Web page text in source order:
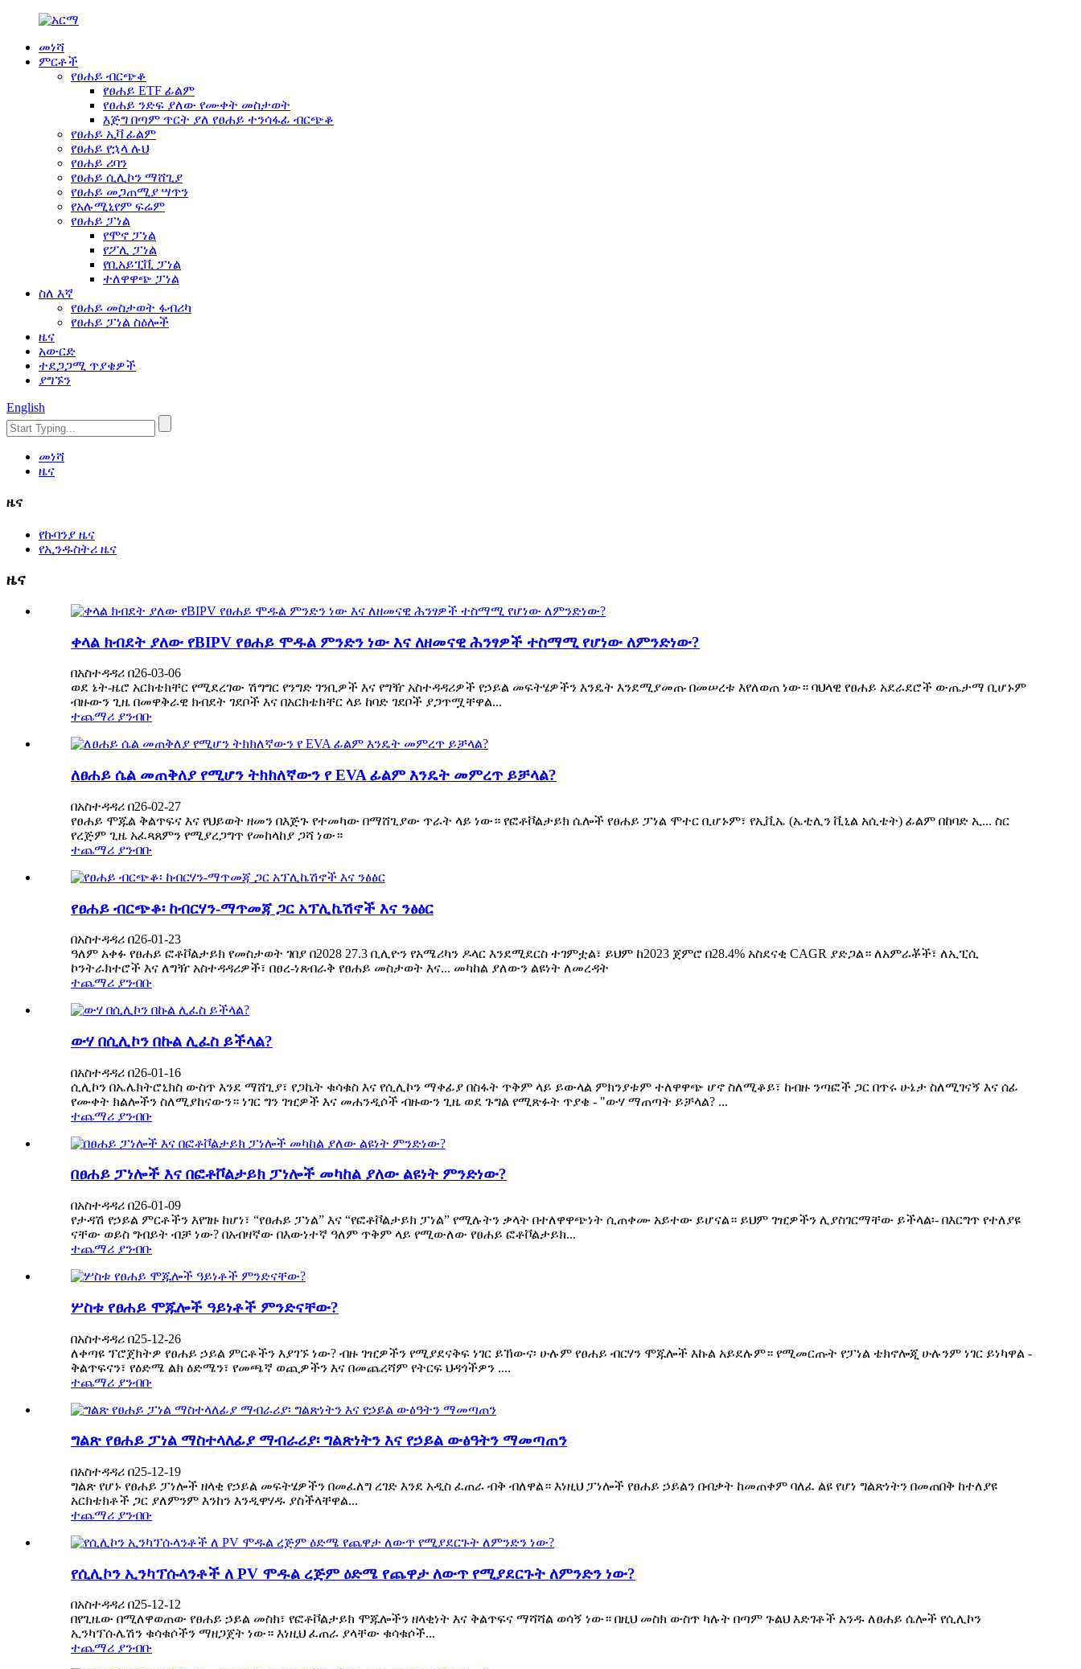
መነሻ
ምርቶች
የፀሐይ ብርጭቆ
የፀሐይ ETF ፊልም
የፀሐይ ንድፍ ያለው የሙቀት መስታወት
እጅግ በጣም ጥርት ያለ የፀሐይ ተንሳፋፊ ብርጭቆ
የፀሐይ ኢቫ ፊልም
የፀሐይ የኋላ ሉህ
የፀሐይ ሪባን
የፀሐይ ሲሊኮን ማሸጊያ
የፀሐይ መጋጠሚያ ሣጥን
የአሉሚኒየም ፍሬም
የፀሐይ ፓነል
የሞኖ ፓነል
የፖሊ ፓነል
የቢአይፒቪ ፓነል
ተለዋዋጭ ፓነል
ስለ እኛ
የፀሐይ መስታወት ፋብሪካ
የፀሐይ ፓነል ስዕሎች
ዜና
አውርድ
ተደጋጋሚ ጥያቄዎች
ያግኙን
English
መነሻ
ዜና
ዜና
የኩባንያ ዜና
የኢንዱስትሪ ዜና
ዜና
ቀላል ክብደት ያለው የBIPV የፀሐይ ሞዱል ምንድን ነው እና ለዘመናዊ ሕንፃዎች ተስማሚ የሆነው ለምንድነው?
በአስተዳዳሪ በ26-03-06
ወደ ኔት-ዜሮ አርክቴክቸር የሚደረገው ሽግግር የንግድ ገንቢዎች እና የግዥ አስተዳዳሪዎች የኃይል መፍትሄዎችን እንዴት እንደሚያመጡ በመሠረቱ እየለወጠ ነው። ባህላዊ የፀሐይ አደራደሮች ውጤታማ ቢሆኑም
ብዙውን ጊዜ በመዋቅራዊ ክብደት ገደቦች እና በአርክቴክቸር ላይ ከባድ ገደቦች ያጋጥሟቸዋል...
ተጨማሪ ያንብቡ
ለፀሐይ ሴል መጠቅለያ የሚሆን ትክክለኛውን የ EVA ፊልም እንዴት መምረጥ ይቻላል?
በአስተዳዳሪ በ26-02-27
የፀሐይ ሞጁል ቅልጥፍና እና የህይወት ዘመን በእጅጉ የተመካው በማሸጊያው ጥራት ላይ ነው። የፎቶቮልታይክ ሴሎች የፀሐይ ፓነል ሞተር ቢሆኑም፣ የኢቪኤ (ኤቲሊን ቪኒል አሲቴት) ፊልም በከባድ ኢ... ስር
የረጅም ጊዜ አፈጻጸምን የሚያረጋግጥ የመከላከያ ጋሻ ነው።
ተጨማሪ ያንብቡ
የፀሐይ ብርጭቆ፡ ከብርሃን-ማጥመጃ ጋር አፕሊኬሽኖች እና ንፅፅር
በአስተዳዳሪ በ26-01-23
ዓለም አቀፉ የፀሐይ ፎቶቮልታይክ የመስታወት ገበያ በ2028 27.3 ቢሊዮን የአሜሪካን ዶላር እንደሚደርስ ተገምቷል፣ ይህም ከ2023 ጀምሮ በ28.4% አስደናቂ CAGR ያድጋል። ለአምራቾች፣ ለኢፒሲ
ኮንትራክተሮች እና ለግዥ አስተዳዳሪዎች፣ በፀረ-ነጸብራቅ የፀሐይ መስታወት እና... መካከል ያለውን ልዩነት ለመረዳት
ተጨማሪ ያንብቡ
ውሃ በሲሊኮን በኩል ሊፈስ ይችላል?
በአስተዳዳሪ በ26-01-16
ሲሊኮን በኤሌክትሮኒክስ ውስጥ እንደ ማሸጊያ፣ የጋኬት ቁሳቁስ እና የሲሊኮን ማቀፊያ በስፋት ጥቅም ላይ ይውላል ምክንያቱም ተለዋዋጭ ሆኖ ስለሚቆይ፣ ከብዙ ንጣፎች ጋር በጥሩ ሁኔታ ስለሚገናኝ እና ሰፊ
የሙቀት ክልሎችን ስለሚያከናውን። ነገር ግን ገዢዎች እና መሐንዲሶች ብዙውን ጊዜ ወደ ጉግል የሚጽፉት ጥያቄ - "ውሃ ማጠጣት ይቻላል? ...
ተጨማሪ ያንብቡ
በፀሐይ ፓነሎች እና በፎቶቮልታይክ ፓነሎች መካከል ያለው ልዩነት ምንድነው?
በአስተዳዳሪ በ26-01-09
የታዳሽ የኃይል ምርቶችን እየገዙ ከሆነ፣ “የፀሐይ ፓነል” እና “የፎቶቮልታይክ ፓነል” የሚሉትን ቃላት በተለዋዋጭነት ሲጠቀሙ አይተው ይሆናል። ይህም ገዢዎችን ሊያስገርማቸው ይችላል፡- በእርግጥ የተለያዩ
ናቸው ወይስ ግብይት ብቻ ነው? በአብዛኛው በእውነተኛ ዓለም ጥቅም ላይ የሚውለው የፀሐይ ፎቶቮልታይክ...
ተጨማሪ ያንብቡ
ሦስቱ የፀሐይ ሞጁሎች ዓይነቶች ምንድናቸው?
በአስተዳዳሪ በ25-12-26
ለቀጣዩ ፕሮጀክትዎ የፀሐይ ኃይል ምርቶችን እያገኙ ነው? ብዙ ገዢዎችን የሚያደናቅፍ ነገር ይኸውና፡ ሁሉም የፀሐይ ብርሃን ሞጁሎች እኩል አይደሉም። የሚመርጡት የፓነል ቴክኖሎጂ ሁሉንም ነገር ይነካዋል -
ቅልጥፍናን፣ የዕድሜ ልክ ዕድሜን፣ የመጫኛ ወጪዎችን እና በመጨረሻም የትርፍ ህዳጎችዎን ....
ተጨማሪ ያንብቡ
ግልጽ የፀሐይ ፓነል ማስተላለፊያ ማብራሪያ፡ ግልጽነትን እና የኃይል ውፅዓትን ማመጣጠን
በአስተዳዳሪ በ25-12-19
ግልጽ የሆኑ የፀሐይ ፓነሎች ዘላቂ የኃይል መፍትሄዎችን በመፈለግ ረገድ እንደ አዲስ ፈጠራ ብቅ ብለዋል። እነዚህ ፓነሎች የፀሐይ ኃይልን በብቃት ከመጠቀም ባለፈ ልዩ የሆነ ግልጽነትን በመጠበቅ ከተለያዩ
አርክቴክቶች ጋር ያለምንም እንከን እንዲዋሃዱ ያስችላቸዋል...
ተጨማሪ ያንብቡ
የሲሊኮን ኢንካፕሱላንቶች ለ PV ሞዱል ረጅም ዕድሜ የጨዋታ ለውጥ የሚያደርጉት ለምንድን ነው?
በአስተዳዳሪ በ25-12-12
በየጊዜው በሚለዋወጠው የፀሐይ ኃይል መስክ፣ የፎቶቮልታይክ ሞጁሎችን ዘላቂነት እና ቅልጥፍና ማሻሻል ወሳኝ ነው። በዚህ መስክ ውስጥ ካሉት በጣም ጉልህ እድገቶች አንዱ ለፀሐይ ሴሎች የሲሊኮን
ኢንካፕሱሌሽን ቁሳቁሶችን ማዘጋጀት ነው። እነዚህ ፈጠራ ያላቸው ቁሳቁሶች...
ተጨማሪ ያንብቡ